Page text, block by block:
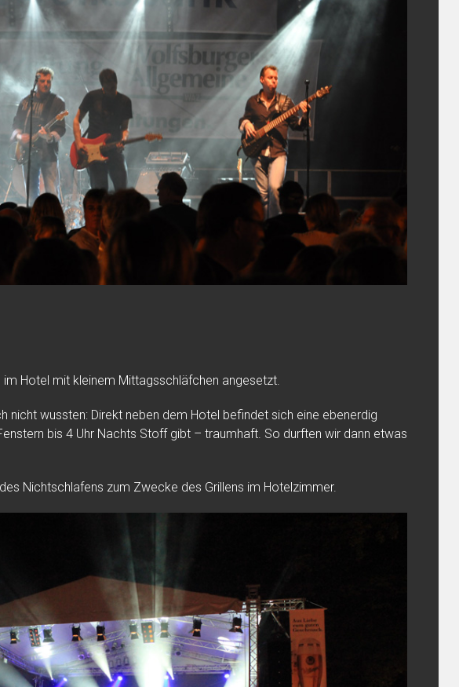
Hotel mit kleinem Mittagsschläfchen angesetzt.
nicht wussten: Direkt neben dem Hotel befindet sich eine ebenerdig
bis 4 Uhr Nachts Stoff gibt – traumhaft. So durften wir dann etwas
Nichtschlafens zum Zwecke des Grillens im Hotelzimmer.